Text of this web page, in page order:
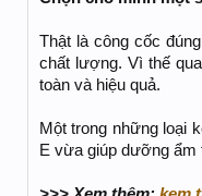
Thật là công cốc
chất lượng. Vì thế
toàn và hiệu quả.
Một trong những loại
E vừa giúp dưỡng ẩm